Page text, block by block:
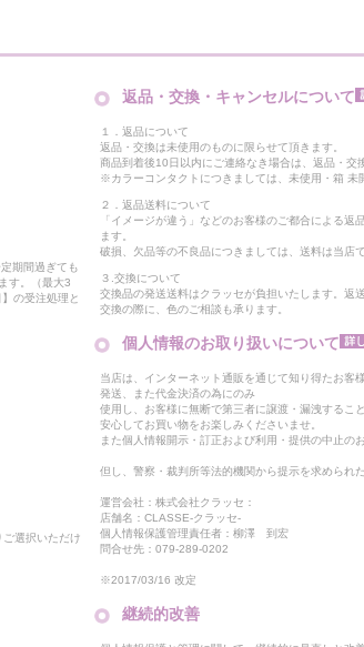
期間過ぎても
す。（最大3
の受注処理と
選択いただけ
返品・交換・キャンセルについて
１．返品について
返品・交換は未使用のものに限らせて頂きます。
商品到着後10日以内にご連絡なき場合は、返品・交
※カラーコンタクトにつきましては、未使用・箱 未
２．返品送料について
「イメージが違う」などのお客様のご都合による返
ます。
破損、欠品等の不良品につきましては、送料は当店
３.交換について
交換品の発送送料はクラッセが負担いたします。返
交換の際に、色のご相談も承ります。
個人情報のお取り扱いについて
当店は、インターネット通販を通じて知り得たお客
発送、また代金決済の為にのみ
使用し、お客様に無断で第三者に譲渡・漏洩するこ
安心してお買い物をお楽しみくださいませ。
また個人情報開示・訂正および利用・提供の中止の
但し、警察・裁判所等法的機関から提示を求められ
運営会社：株式会社クラッセ：
店舗名：CLASSE-クラッセ-
個人情報保護管理責任者：柳澤 到宏
問合せ先：079-289-0202
※2017/03/16 改定
継続的改善